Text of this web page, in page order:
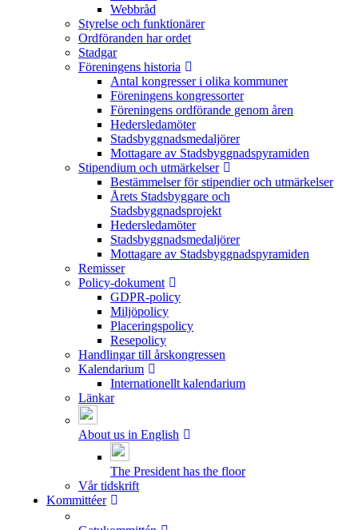
Webbråd
Styrelse och funktionärer
Ordföranden har ordet
Stadgar
Föreningens historia
Antal kongresser i olika kommuner
Föreningens kongressorter
Föreningens ordförande genom åren
Hedersledamöter
Stadsbyggnadsmedaljörer
Mottagare av Stadsbyggnadspyramiden
Stipendium och utmärkelser
Bestämmelser för stipendier och utmärkelser
Årets Stadsbyggare och
Stadsbyggnadsprojekt
Hedersledamöter
Stadsbyggnadsmedaljörer
Mottagare av Stadsbyggnadspyramiden
Remisser
Policy-dokument
GDPR-policy
Miljöpolicy
Placeringspolicy
Resepolicy
Handlingar till årskongressen
Kalendarium
Internationellt kalendarium
Länkar
About us in English
The President has the floor
Vår tidskrift
Kommittéer